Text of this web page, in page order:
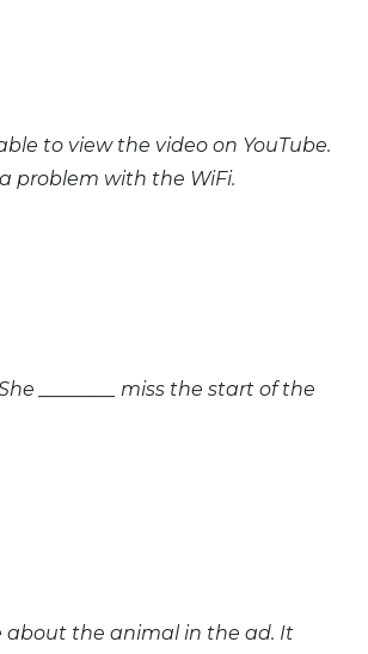
to view the video on YouTube.
a problem with the WiFi.
________ miss the start of the
about the animal in the ad. It